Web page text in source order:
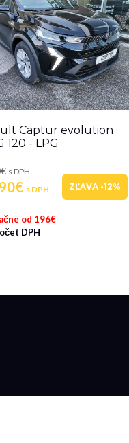
Captur evolution
120 - LPG
s DPH
s DPH ZĽAVA -12%
od 196€
DPH